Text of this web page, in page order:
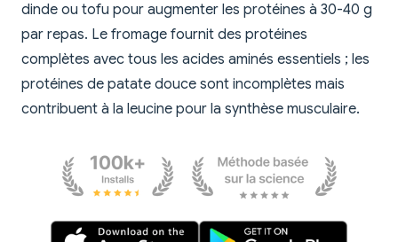
dinde ou tofu pour augmenter les protéines à 30-40 g
par repas. Le fromage fournit des protéines
complètes avec tous les acides aminés essentiels ; les
protéines de patate douce sont incomplètes mais
contribuent à la leucine pour la synthèse musculaire.